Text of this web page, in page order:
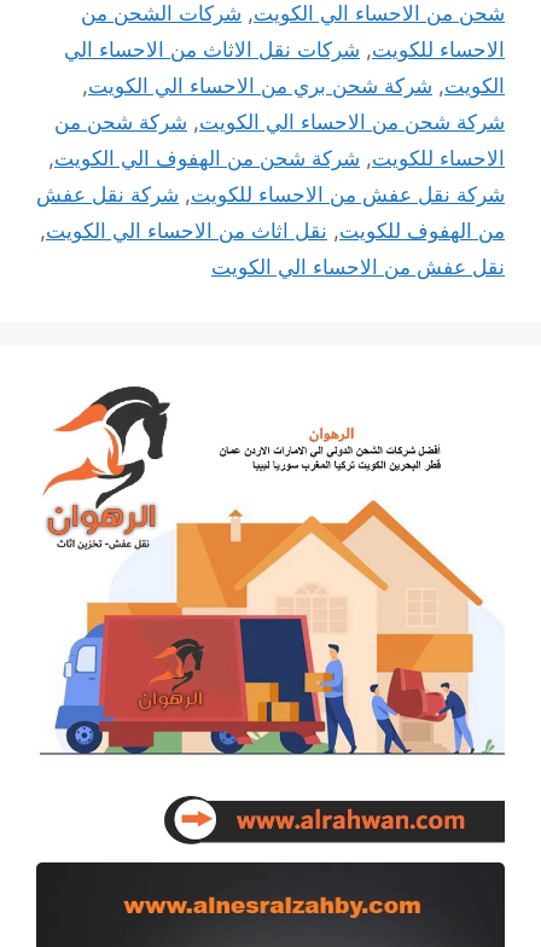
شحن من الاحساء الي الكويت, شركات الشحن من
الاحساء للكويت, شركات نقل الاثاث من الاحساء الي
الكويت, شركة شحن بري من الاحساء الي الكويت,
شركة شحن من الاحساء الي الكويت, شركة شحن من
الاحساء للكويت, شركة شحن من الهفوف الي الكويت,
شركة نقل عفش من الاحساء للكويت, شركة نقل عفش
من الهفوف للكويت, نقل اثاث من الاحساء الي الكويت,
نقل عفش من الاحساء الي الكويت